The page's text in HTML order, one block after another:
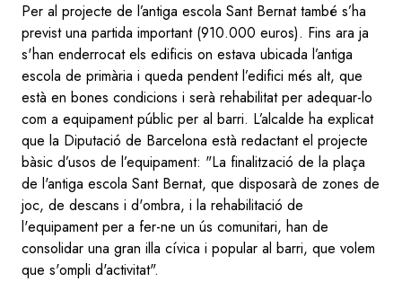
Per al projecte de l’antiga escola Sant Bernat també s’ha
previst una partida important (910.000 euros). Fins ara ja
s'han enderrocat els edificis on estava ubicada l’antiga
escola de primària i queda pendent l’edifici més alt, que
està en bones condicions i serà rehabilitat per adequar-lo
com a equipament públic per al barri. L’alcalde ha explicat
que la Diputació de Barcelona està redactant el projecte
bàsic d’usos de l’equipament: "La finalització de la plaça
de l'antiga escola Sant Bernat, que disposarà de zones de
joc, de descans i d'ombra, i la rehabilitació de
l'equipament per a fer-ne un ús comunitari, han de
consolidar una gran illa cívica i popular al barri, que volem
que s'ompli d'activitat".